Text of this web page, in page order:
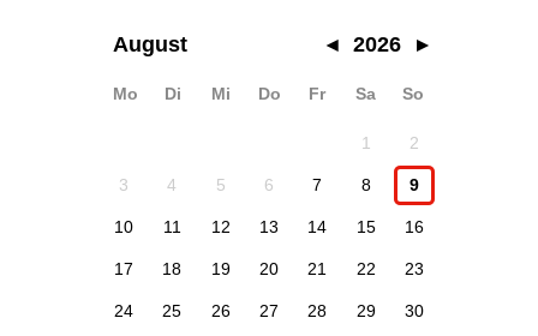
August ◂ 2026 ▸
Mo Di Mi Do Fr Sa So
1 2
3 4 5 6 7 8 9
10 11 12 13 14 15 16
17 18 19 20 21 22 23
24 25 26 27 28 29 30